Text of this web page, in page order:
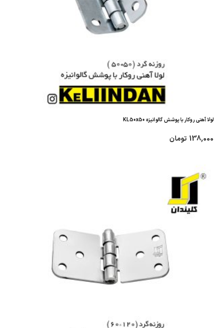
لولا آهنی روکار با پوشش گالوانیزه KL50x50
138,000 تومان